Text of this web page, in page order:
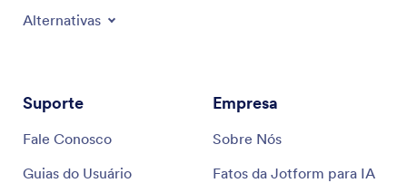
Alternativas
Suporte
Fale Conosco
Guias do Usuário
Empresa
Sobre Nós
Fatos da Jotform para IA